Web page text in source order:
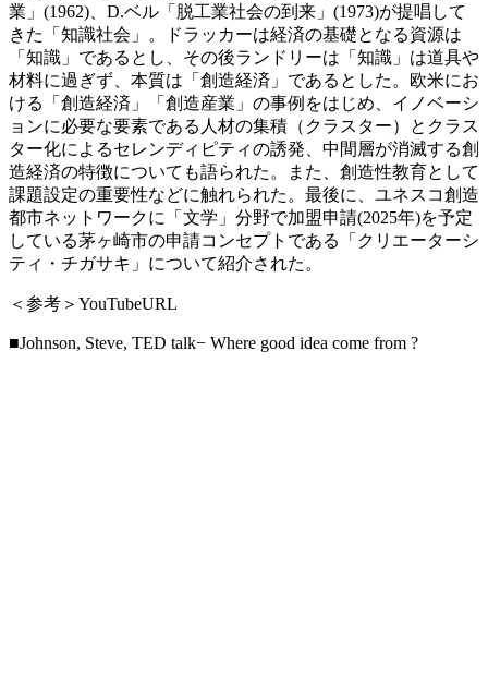
業」(1962)、D.ベル「脱工業社会の到来」(1973)が提唱して
きた「知識社会」。ドラッカーは経済の基礎となる資源は
「知識」であるとし、その後ランドリーは「知識」は道具や
材料に過ぎず、本質は「創造経済」であるとした。欧米にお
ける「創造経済」「創造産業」の事例をはじめ、イノベーシ
ョンに必要な要素である人材の集積（クラスター）とクラス
ター化によるセレンディピティの誘発、中間層が消滅する創
造経済の特徴についても語られた。また、創造性教育として
課題設定の重要性などに触れられた。最後に、ユネスコ創造
都市ネットワークに「文学」分野で加盟申請(2025年)を予定
している茅ヶ崎市の申請コンセプトである「クリエーターシ
ティ・チガサキ」について紹介された。
＜参考＞YouTubeURL
■Johnson, Steve, TED talk− Where good idea come from ?